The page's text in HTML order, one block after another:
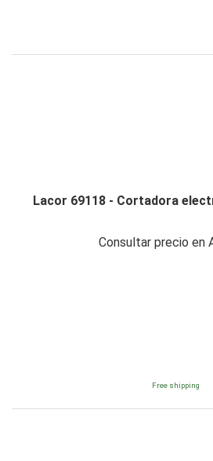
Lacor 69118 - Cortadora
Consultar precio en
Free shipping